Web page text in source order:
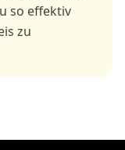
so effektiv
zu